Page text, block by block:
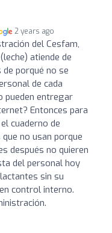
2 years ago
del Cesfam,
atiende de
de porqué no se
de cada
pueden entregar
Entonces para
cuaderno de
no usan porque
después no quieren
del personal hoy
sin su
control interno.